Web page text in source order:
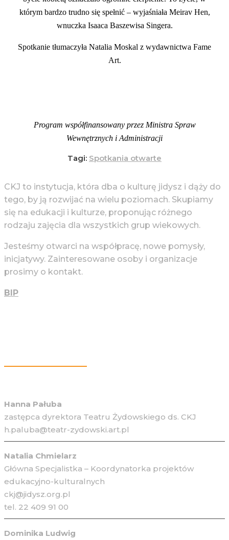
którym bardzo trudno się spełnić – wyjaśniała Meirav Hen,
wnuczka Isaaca Baszewisa Singera.
Spotkanie tłumaczyła Natalia Moskal z wydawnictwa Fame
Art.
Program współfinansowany przez Ministra Spraw
Wewnętrznych i Administracji
Tagi: Spotkania otwarte
CKJ to instytucja, która dba o kulturę jidysz i dąży do
tego, by ją rozwijać na wielu poziomach. Skupiamy
się na edukacji i kulturze, proponując różnego
rodzaju zajęcia dla wszystkich grup wiekowych.
Jesteśmy otwarci na współpracę, nowe pomysły,
inicjatywy. Zainteresowane osoby i organizacje
prosimy o kontakt.
BIP
Hanna Pałuba
zastępca dyrektora Teatru Żydowskiego ds. CKJ
h.paluba@teatr-zydowski.art.pl
Natalia Chmielarz
Główna Specjalistka – Koordynatorka projektów
edukacyjno-kulturalnych
ckj@jidysz.org.pl
tel. 22 409 91 00
Dominika Ludwig